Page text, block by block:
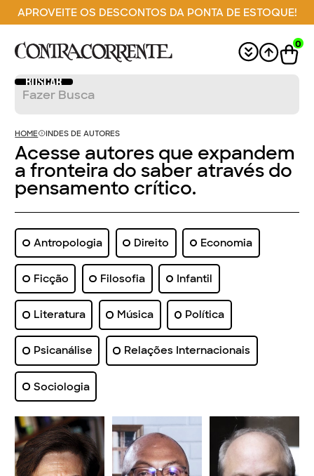
APROVEITE OS DESCONTOS DA PONTA DE ESTOQUE!
0
HOME INDES DE AUTORES
Acesse autores que expandem
a fronteira do saber através do
pensamento crítico.
Antropologia Direito Economia
Ficção Filosofia Infantil
Literatura Música Política
Psicanálise Relações Internacionais
Sociologia